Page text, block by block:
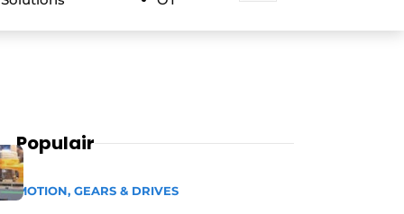
Populair
MOTION, GEARS & DRIVES